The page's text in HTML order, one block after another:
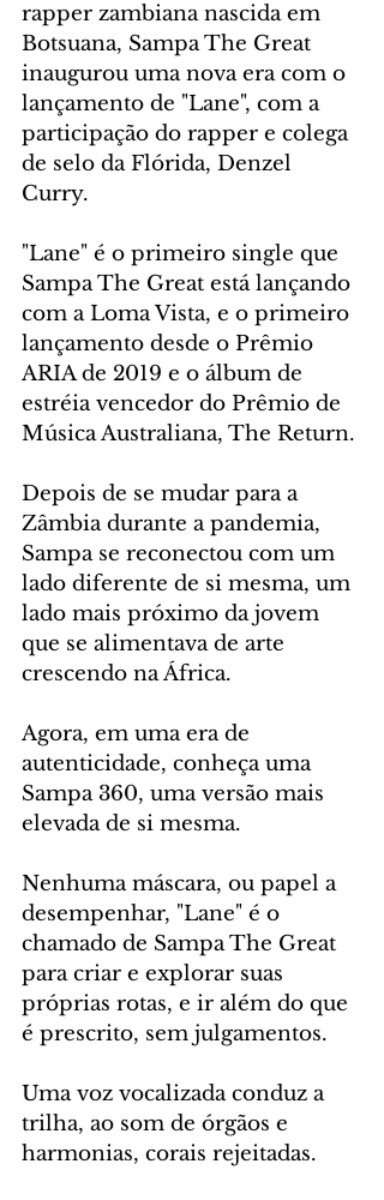
rapper zambiana nascida em
Botsuana, Sampa The Great
inaugurou uma nova era com o
lançamento de "Lane", com a
participação do rapper e colega
de selo da Flórida, Denzel
Curry.
"Lane" é o primeiro single que
Sampa The Great está lançando
com a Loma Vista, e o primeiro
lançamento desde o Prêmio
ARIA de 2019 e o álbum de
estréia vencedor do Prêmio de
Música Australiana, The Return.
Depois de se mudar para a
Zâmbia durante a pandemia,
Sampa se reconectou com um
lado diferente de si mesma, um
lado mais próximo da jovem
que se alimentava de arte
crescendo na África.
Agora, em uma era de
autenticidade, conheça uma
Sampa 360, uma versão mais
elevada de si mesma.
Nenhuma máscara, ou papel a
desempenhar, "Lane" é o
chamado de Sampa The Great
para criar e explorar suas
próprias rotas, e ir além do que
é prescrito, sem julgamentos.
Uma voz vocalizada conduz a
trilha, ao som de órgãos e
harmonias, corais rejeitadas.